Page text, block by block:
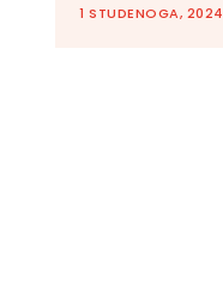
1 STUDENOGA, 2024